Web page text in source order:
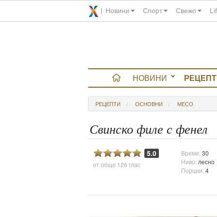
Новини Спорт Свежо
НОВИНИ
РЕЦЕПТИ ОСНОВНИ МЕСО
Свинско филе с фенел
5.0
от общо 126 глас
Време:30
Ниво: лесно
Порции:4